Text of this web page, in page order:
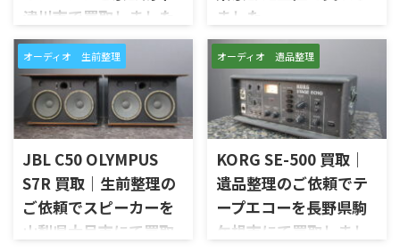
無垢材エンクロージャー、スピ
ーカー端子、外観コンディショ
ン、元箱や取扱資料など付属品
の有無を確認しながら査定い
たしました。 NC10-MOP-WN
は、公式情報ではNC10_MOP
系やNC10_MAOP系としても表
記が見られるモデルです。検 ...
MC252は、250W×2chの出力
を備えた2チャンネルパワーア
ンプで、同社らしいブルーのパ
ワーメーター、ガラスフロント
パネル、Autoformer、Power
Guard、Sentry Monitorなどを
備えたモデルです。査定では、
左右チャン ...
津川市で買取しました
京都府木津川市で、SANSUIの
プリメインアンプ「AU-D907
LIMITED」を出張買取させてい
ただきました。今回のお品物
は、AU-D907をベースに各部の
高品位化が図られたLimitedモ
デルで、左右チャンネルの音出
し状態、入力切替、ボリュー
ム、トーンコントロール、フォ
ノ入力、スピーカー出力、Pre
Out、Main Amp入力、外観コ
ました
東京都足立区で、McIntoshの
コントロールアンプ「C712」
を出張買取させていただきま
した。今回のお品物は、
McIntoshらしいガラスパネル
デザインとリモート操作機能
を備えた2chソリッドステート
式のコントロールアンプで、左
右チャンネルの音出し、入力
切替、ボリューム、トーンコン
トロール、MMフォノ入力、バ
オーディオ 生前整理
JBL C50 OLYMPUS
S7R 買取｜生前整理の
ご依頼でスピーカーを
山梨県大月市にて買取
オーディオ 遺品整理
KORG SE-500 買取｜
遺品整理のご依頼でテ
ープエコーを長野県駒
ケ根市にて買取しまし